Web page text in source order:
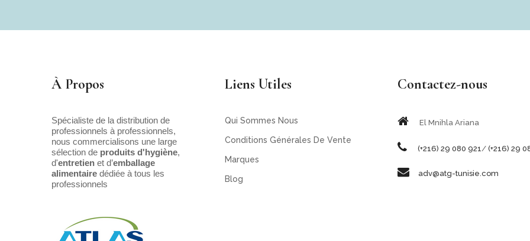
À Propos
Spécialiste de la distribution de
professionnels à professionnels,
nous commercialisons une large
sélection de produits d'hygiène,
d'entretien et d’emballage
alimentaire dédiée à tous les
professionnels
Liens Utiles
Qui Sommes Nous
Conditions Générales De Vente
Marques
Blog
Contactez-nous
El Mnihla Ariana
(+216) 29 080 921/ (+216) 29
adv@atg-tunisie.com